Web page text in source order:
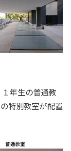
年生の普通教
特別教室が配置